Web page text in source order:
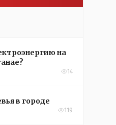
на
14
в городе
119